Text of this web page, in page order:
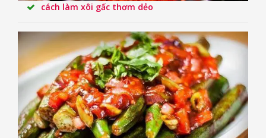
cách làm xôi gấc thơm dẻo